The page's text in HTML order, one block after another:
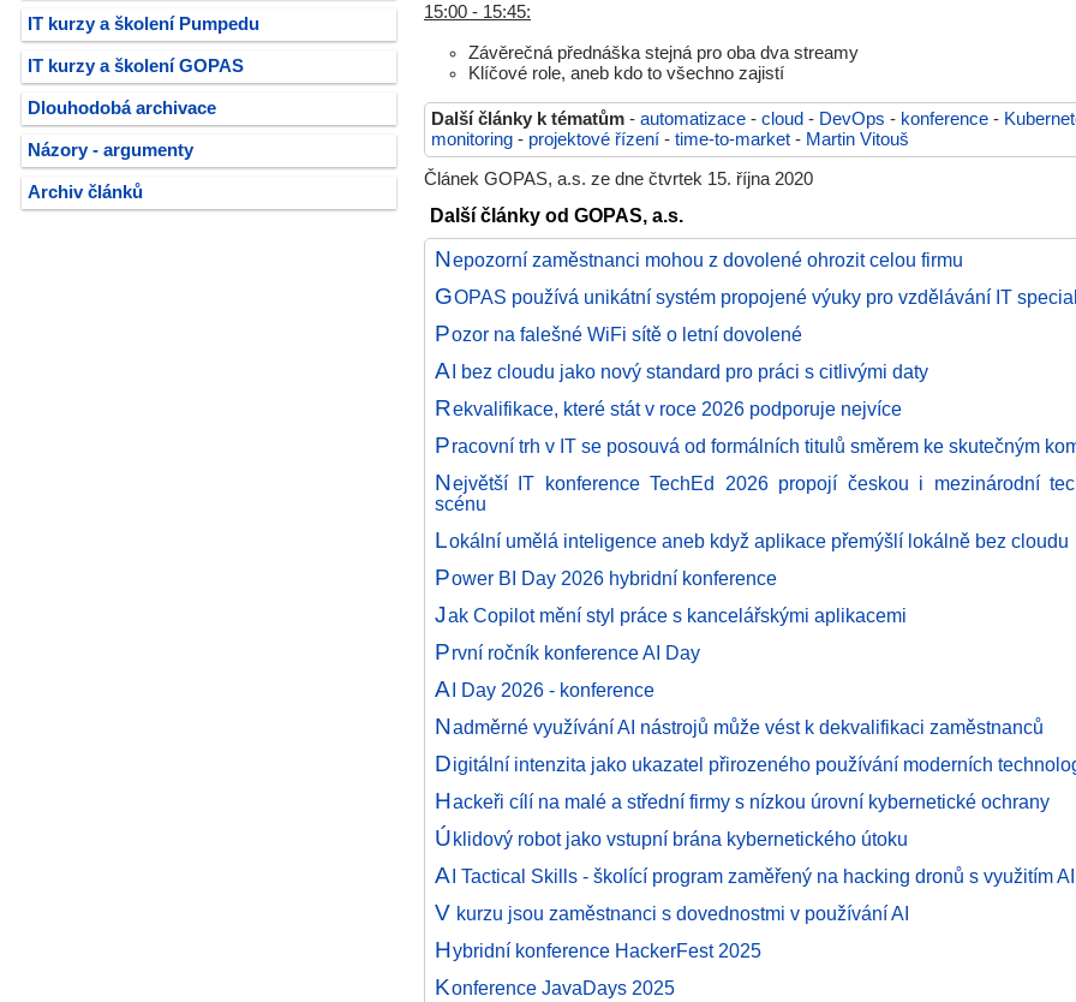
IT kurzy a školení Pumpedu
IT kurzy a školení GOPAS
Dlouhodobá archivace
Názory - argumenty
Archiv článků
15:00 - 15:45:
Závěrečná přednáška stejná pro oba dva streamy
Klíčové role, aneb kdo to všechno zajistí
Další články k tématům - automatizace - cloud - DevOps - konference -
monitoring - projektové řízení - time-to-market - Martin Vitouš
Článek GOPAS, a.s. ze dne čtvrtek 15. října 2020
Další články od GOPAS, a.s.
Nepozorní zaměstnanci mohou z dovolené ohrozit celou firmu
GOPAS používá unikátní systém propojené výuky pro vzdělávání IT
Pozor na falešné WiFi sítě o letní dovolené
AI bez cloudu jako nový standard pro práci s citlivými daty
Rekvalifikace, které stát v roce 2026 podporuje nejvíce
Pracovní trh v IT se posouvá od formálních titulů směrem ke skutečným
Největší IT konference TechEd 2026 propojí českou i mezinárodní
scénu
Lokální umělá inteligence aneb když aplikace přemýšlí lokálně bez cloudu
Power BI Day 2026 hybridní konference
Jak Copilot mění styl práce s kancelářskými aplikacemi
První ročník konference AI Day
AI Day 2026 - konference
Nadměrné využívání AI nástrojů může vést k dekvalifikaci zaměstnanců
Digitální intenzita jako ukazatel přirozeného používání moderních
Hackeři cílí na malé a střední firmy s nízkou úrovní kybernetické ochrany
Úklidový robot jako vstupní brána kybernetického útoku
AI Tactical Skills - školící program zaměřený na hacking dronů s využitím AI
V kurzu jsou zaměstnanci s dovednostmi v používání AI
Hybridní konference HackerFest 2025
Konference JavaDays 2025